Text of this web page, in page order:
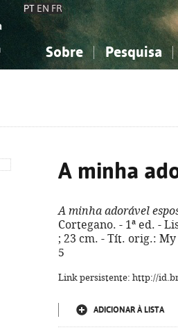
PT EN FR
Sobre Pesquisa
A minha
A minha adorável
Cortegano. - 1ª ed. -
; 23 cm. - Tít. orig.:
5
Link persistente: http://
ADICIONAR À LISTA